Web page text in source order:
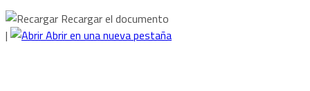
Recargar el documento
|
Abrir en una nueva pestaña